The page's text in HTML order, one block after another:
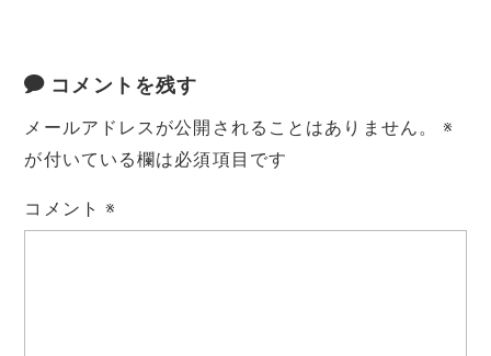
コメントを残す
メールアドレスが公開されることはありません。
※
が付いている欄は必須項目です
コメント※